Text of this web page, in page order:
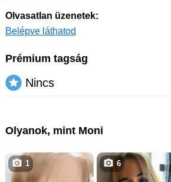
Olvasatlan üzenetek:
Belépve láthatod
Prémium tagság
Nincs
Olyanok, mint Moni
1 6